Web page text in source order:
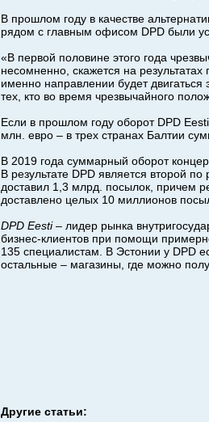
В прошлом году в качестве
рядом с главным офисом DPD были
«В первой половине этого года
несомненно, скажется на результатах
именно направлении будет
тех, кто во время чрезвычайного
Если в прошлом году оборот DPD
млн. евро – в трех странах Балтии
В 2019 года суммарный оборот
В результате DPD является второй
доставил 1,3 млрд. посылок, причем
доставлено целых 10 миллионов
DPD Eesti– лидер рынка
бизнес-клиентов при помощи
135 специалистам. В Эстонии у DPD
остальные – магазины, где можно
Другие статьи: